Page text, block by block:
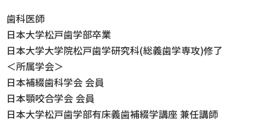
歯科医師
日本大学松戸歯学部卒業
日本大学大学院松戸歯学研究科(総義歯学専攻)修了
＜所属学会＞
日本補綴歯科学会 会員
日本顎咬合学会 会員
日本大学松戸歯学部有床義歯補綴学講座 兼任講師